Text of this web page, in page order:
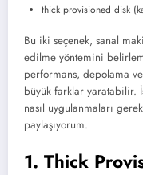
thick provisioned disk
Bu iki seçenek, sanal
edilme yöntemini
performans, depolama
büyük farklar yaratabilir.
nasıl uygulanmaları
paylaşıyorum.
1. Thick